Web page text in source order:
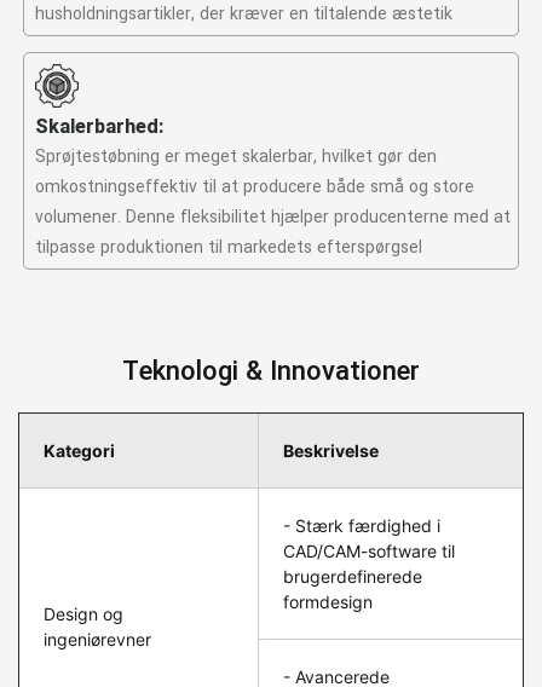
husholdningsartikler, der kræver en tiltalende æstetik
Skalerbarhed:
Sprøjtestøbning er meget skalerbar, hvilket gør den
omkostningseffektiv til at producere både små og store
volumener. Denne fleksibilitet hjælper producenterne med at
tilpasse produktionen til markedets efterspørgsel
Teknologi & Innovationer
Kategori Beskrivelse
Design og
ingeniørevner
- Stærk færdighed i
CAD/CAM-software til
brugerdefinerede
formdesign
- Avancerede